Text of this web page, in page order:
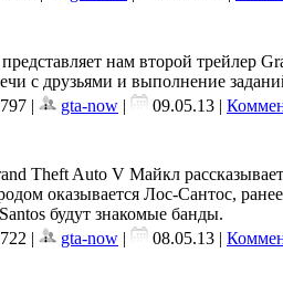
нам второй трейлер
с друзьями и выполнение
| gta-now | 09.05.13 |
Theft Auto V Майкл
оказывается Лос-Сантос,
будут знакомые банды.
| gta-now | 08.05.13 |